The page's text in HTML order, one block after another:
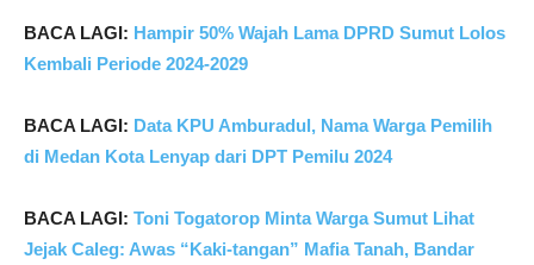
BACA LAGI: Hampir 50% Wajah Lama DPRD Sumut Lolos
Kembali Periode 2024-2029
BACA LAGI: Data KPU Amburadul, Nama Warga Pemilih
di Medan Kota Lenyap dari DPT Pemilu 2024
BACA LAGI: Toni Togatorop Minta Warga Sumut Lihat
Jejak Caleg: Awas “Kaki-tangan” Mafia Tanah, Bandar